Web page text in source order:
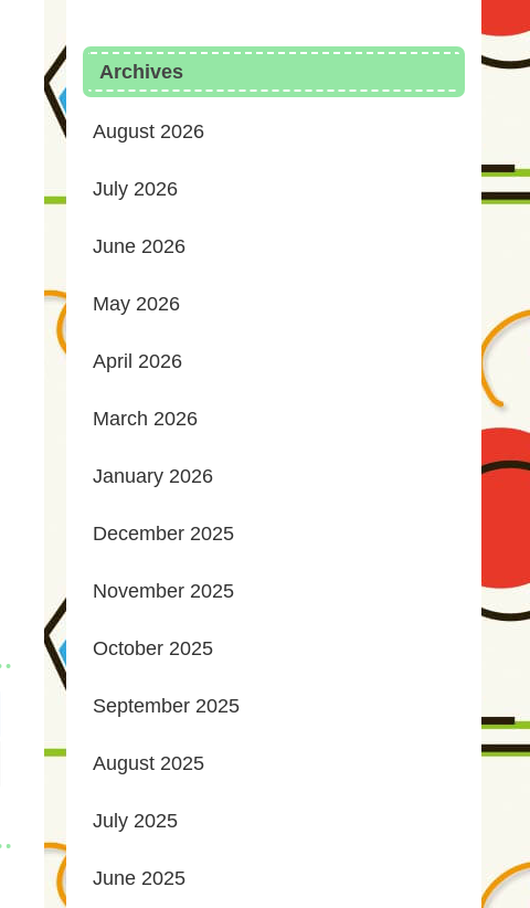
Archives
August 2026
July 2026
June 2026
May 2026
April 2026
March 2026
January 2026
December 2025
November 2025
October 2025
September 2025
August 2025
July 2025
June 2025